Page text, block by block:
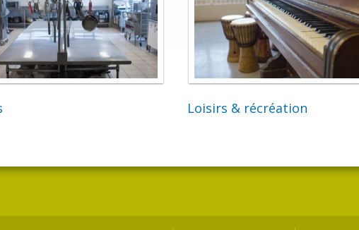
Loisirs & récréation